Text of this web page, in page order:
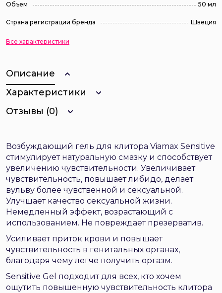
Объем 50 мл
Страна регистрации бренда Швеция
Все характеристики
Описание
Характеристики
Отзывы (0)
Возбуждающий гель для клитора Viamax Sensitive
стимулирует натуральную смазку и способствует
увеличению чувствительности. Увеличивает
чувствительность, повышает либидо, делает
вульву более чувственной и сексуальной.
Улучшает качество сексуальной жизни.
Немедленный эффект, возрастающий с
использованием. Не повреждает презерватив.
Усиливает приток крови и повышает
чувствительность в генитальных органах,
благодаря чему легче получить оргазм.
Sensitive Gel подходит для всех, кто хочем
ощутить повышенную чувствительность клитора